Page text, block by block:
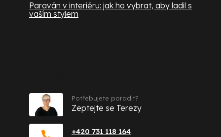
Paraván v interiéru: jak ho vybrat, aby ladil s
vaším stylem
+420 731 118 164
Potřebujete poradit?
Zeptejte se Terezy